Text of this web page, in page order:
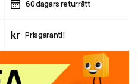
60 dagars returrätt
kr Prisgaranti!